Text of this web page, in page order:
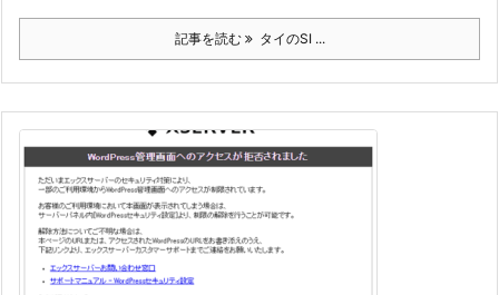
記事を読む タイのSI ...